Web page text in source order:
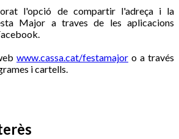
l'opció de compartir l'adreça i la
Major a traves de les aplicacions
www.cassa.cat/festamajor o a través
i cartells.